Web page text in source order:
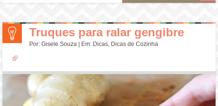
Truques para ralar gengibre
Por:Gisele Souza | Em: Dicas Dicas de Cozinha